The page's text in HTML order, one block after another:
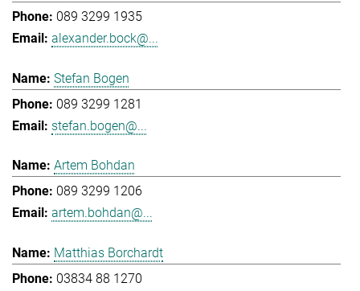
089 3299 1935
alexander.bock@...
Stefan Bogen
089 3299 1281
stefan.bogen@...
Artem Bohdan
089 3299 1206
artem.bohdan@...
Matthias Borchardt
03834 88 1270